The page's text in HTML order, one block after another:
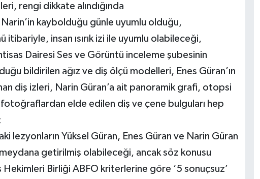
rengi dikkate alındığında
Narin’in kaybolduğu günle uyumlu olduğu,
itibariyle, insan ısırık izi ile uyumlu olabileceği,
Dairesi Ses ve Görüntü inceleme şubesinin
bildirilen ağız ve diş ölçü modelleri, Enes Güran’ın
diş izleri, Narin Güran’a ait panoramik grafi, otopsi
elde edilen diş ve çene bulguları hep
lezyonların Yüksel Güran, Enes Güran ve Narin Güran
meydana getirilmiş olabileceği, ancak söz konusu
Hekimleri Birliği ABFO kriterlerine göre ‘5 sonuçsuz’